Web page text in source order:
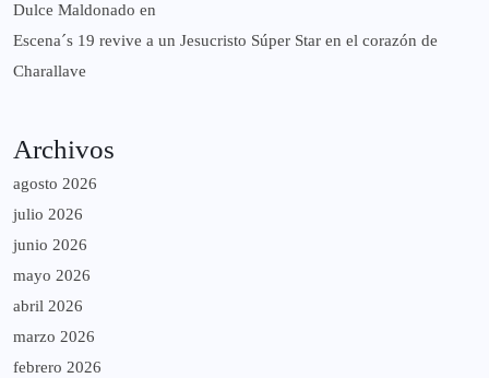
Dulce Maldonado en
Escena´s 19 revive a un Jesucristo Súper Star en el corazón de
Charallave
Archivos
agosto 2026
julio 2026
junio 2026
mayo 2026
abril 2026
marzo 2026
febrero 2026